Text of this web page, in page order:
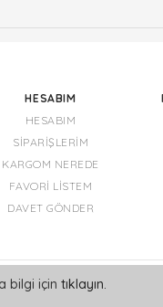
HESABIM
HESABIM
SIPARIŞLERIM
KARGOM NEREDE
FAVORI LISTEM
DAVET GÖNDER
bilgi için tıklayın.